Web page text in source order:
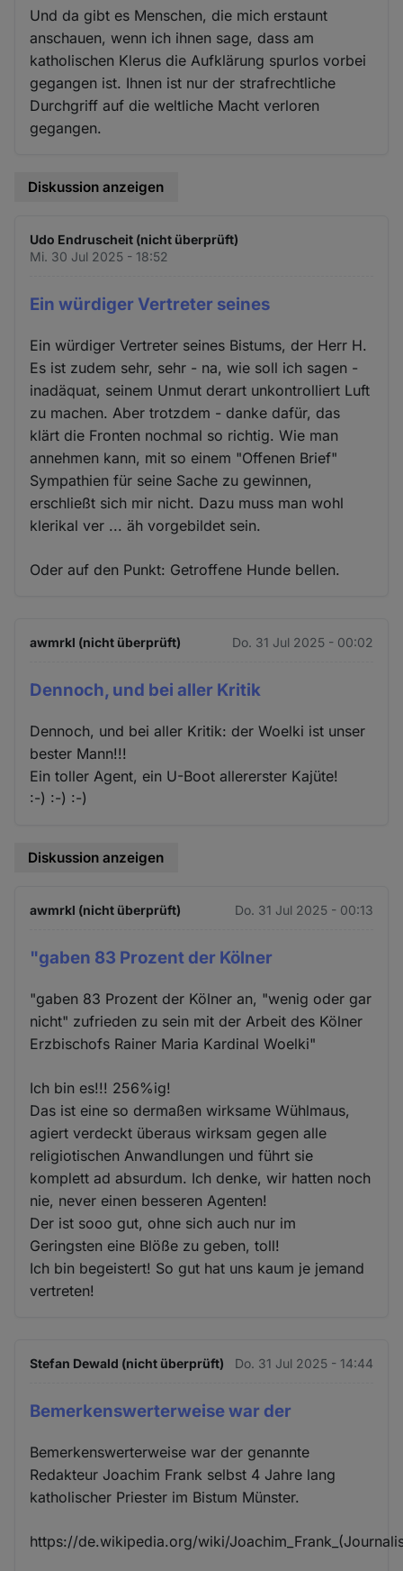
Und da gibt es Menschen, die mich erstaunt
anschauen, wenn ich ihnen sage, dass am
katholischen Klerus die Aufklärung spurlos vorbei
gegangen ist. Ihnen ist nur der strafrechtliche
Durchgriff auf die weltliche Macht verloren
gegangen.
Diskussion anzeigen
Udo Endruscheit (nicht überprüft)
Mi. 30 Jul 2025 - 18:52
Ein würdiger Vertreter seines
Ein würdiger Vertreter seines Bistums, der Herr H.
Es ist zudem sehr, sehr - na, wie soll ich sagen -
inadäquat, seinem Unmut derart unkontrolliert Luft
zu machen. Aber trotzdem - danke dafür, das
klärt die Fronten nochmal so richtig. Wie man
annehmen kann, mit so einem "Offenen Brief"
Sympathien für seine Sache zu gewinnen,
erschließt sich mir nicht. Dazu muss man wohl
klerikal ver ... äh vorgebildet sein.
Oder auf den Punkt: Getroffene Hunde bellen.
awmrkl (nicht überprüft) Do. 31 Jul 2025 - 00:02
Dennoch, und bei aller Kritik
Dennoch, und bei aller Kritik: der Woelki ist unser
bester Mann!!!
Ein toller Agent, ein U-Boot allererster Kajüte!
:-) :-) :-)
Diskussion anzeigen
awmrkl (nicht überprüft) Do. 31 Jul 2025 - 00:13
"gaben 83 Prozent der Kölner
"gaben 83 Prozent der Kölner an, "wenig oder gar
nicht" zufrieden zu sein mit der Arbeit des Kölner
Erzbischofs Rainer Maria Kardinal Woelki"
Ich bin es!!! 256%ig!
Das ist eine so dermaßen wirksame Wühlmaus,
agiert verdeckt überaus wirksam gegen alle
religiotischen Anwandlungen und führt sie
komplett ad absurdum. Ich denke, wir hatten noch
nie, never einen besseren Agenten!
Der ist sooo gut, ohne sich auch nur im
Geringsten eine Blöße zu geben, toll!
Ich bin begeistert! So gut hat uns kaum je jemand
vertreten!
Stefan Dewald (nicht überprüft) Do. 31 Jul 2025 - 14:44
Bemerkenswerterweise war der
Bemerkenswerterweise war der genannte
Redakteur Joachim Frank selbst 4 Jahre lang
katholischer Priester im Bistum Münster.
https://de.wikipedia.org/wiki/